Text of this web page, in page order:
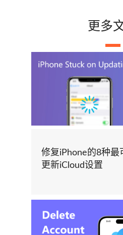
更多
修复iPhone的8种最
更新iCloud设置